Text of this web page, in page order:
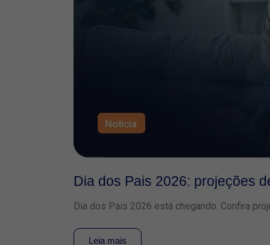
Dia dos Pais 2026: projeções
Dia dos Pais 2026 está chegando. Confira
Leia mais